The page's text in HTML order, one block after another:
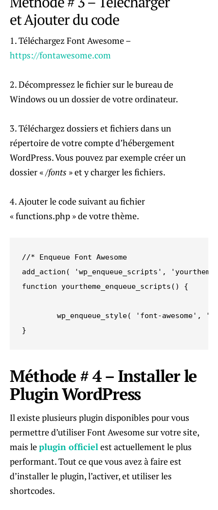
et Ajouter du code
1. Téléchargez Font Awesome –
https://fontawesome.com
2. Décompressez le fichier sur le bureau de
Windows ou un dossier de votre ordinateur.
3. Téléchargez dossiers et fichiers dans un
répertoire de votre compte d’hébergement
WordPress. Vous pouvez par exemple créer un
dossier «/fonts » et y charger les fichiers.
4. Ajouter le code suivant au fichier
« functions.php » de votre thème.
//* Enqueue Font Awesome
add_action( 'wp_enqueue_scripts',
function yourtheme_enqueue_scripts() {
wp_enqueue_style( 'font-awesome',
}
Méthode # 4 – Installer le
Plugin WordPress
Il existe plusieurs plugin disponibles pour vous
permettre d’utiliser Font Awesome sur votre site,
mais leplugin officielest actuellement le plus
performant. Tout ce que vous avez à faire est
d’installer le plugin, l’activer, et utiliser les
shortcodes.